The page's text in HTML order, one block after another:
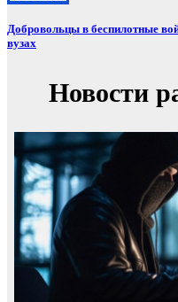
Добровольцы в беспилотные
вузах